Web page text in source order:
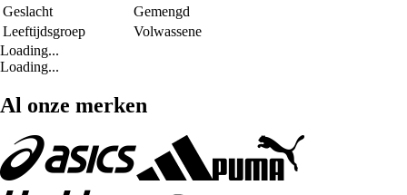
Geslacht
Gemengd
Leeftijdsgroep
Volwassene
Loading...
Loading...
Al onze merken